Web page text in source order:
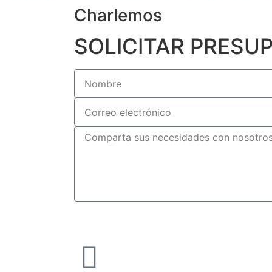
Charlemos
SOLICITAR